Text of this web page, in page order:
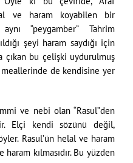
ve haram koyabilen bir
“peygamber” Tahrim
şeyi haram saydığı için
çıkan bu çelişki uydurulmuş
meallerinde de kendisine yer
ve nebi olan “Rasul”den
Elçi kendi sözünü değil,
Rasul’ün helal ve haram
kılmasıdır. Bu yüzden